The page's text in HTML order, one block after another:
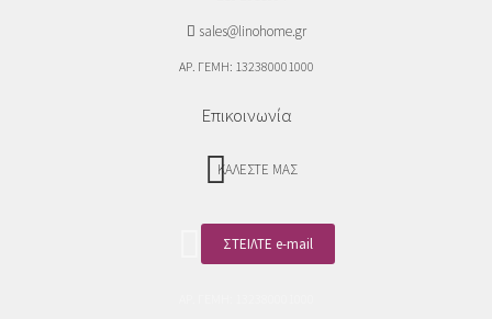
sales@linohome.gr
ΑΡ. ΓΕΜΗ: 132380001000
Επικοινωνία
ΚΑΛΕΣΤΕ ΜΑΣ
ΣΤΕΙΛΤΕ e-mail